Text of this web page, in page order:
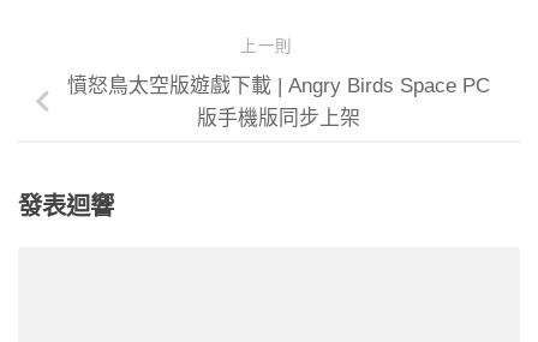
上一則
憤怒鳥太空版遊戲下載 | Angry Birds Space PC
版手機版同步上架
發表迴響